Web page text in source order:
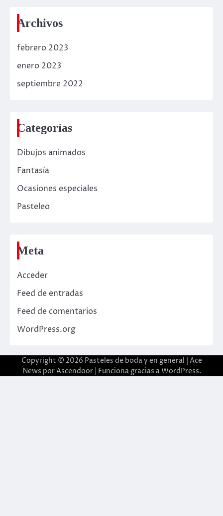
Archivos
febrero 2023
enero 2023
septiembre 2022
Categorías
Dibujos animados
Fantasía
Ocasiones especiales
Pasteleo
Meta
Acceder
Feed de entradas
Feed de comentarios
WordPress.org
Copyright © 2026 Pasteles de boda y en general | Ace
News porAscendoor| Funciona gracias aWordPress.